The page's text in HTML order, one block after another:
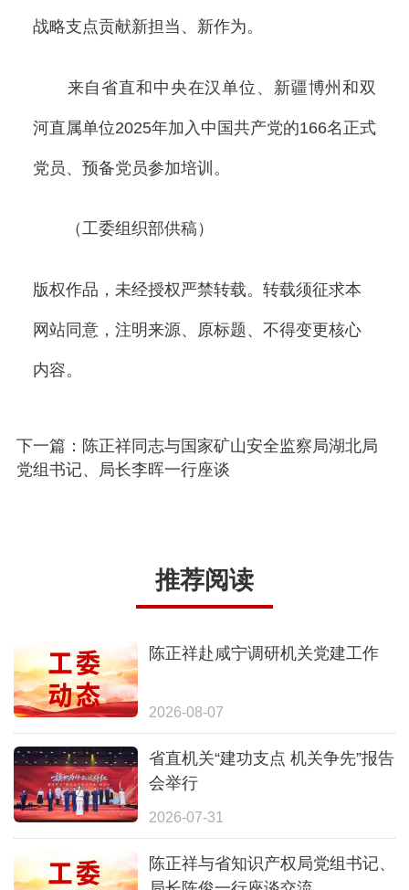
战略支点贡献新担当、新作为。
来自省直和中央在汉单位、新疆博州和双
河直属单位2025年加入中国共产党的166名正式
党员、预备党员参加培训。
（工委组织部供稿）
版权作品，未经授权严禁转载。转载须征求本
网站同意，注明来源、原标题、不得变更核心
内容。
下一篇：陈正祥同志与国家矿山安全监察局湖北局
党组书记、局长李晖一行座谈
推荐阅读
陈正祥赴咸宁调研机关党建工作
2026-08-07
省直机关“建功支点 机关争先”报告
会举行
2026-07-31
陈正祥与省知识产权局党组书记、